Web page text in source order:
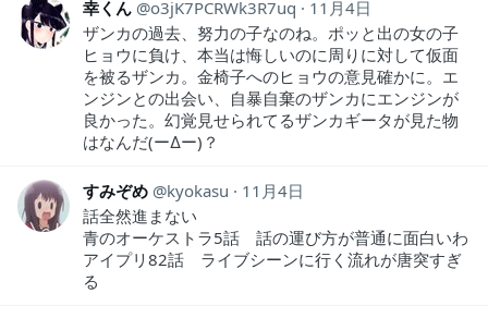
幸くん o3jK7PCRWk3R7uq
11月4日
ザンカの過去、努力の子なのね。ポッと出の女の子
ヒョウに負け、本当は悔しいのに周りに対して仮面
を被るザンカ。金椅子へのヒョウの意見確かに。エ
ンジンとの出会い、自暴自棄のザンカにエンジンが
良かった。幻覚見せられてるザンカギータが見た物
はなんだ(ー∆ー)？
すみぞめ kyokasu
11月4日
話全然進まない
青のオーケストラ5話 話の運び方が普通に面白いわ
アイプリ82話 ライブシーンに行く流れが唐突すぎ
る